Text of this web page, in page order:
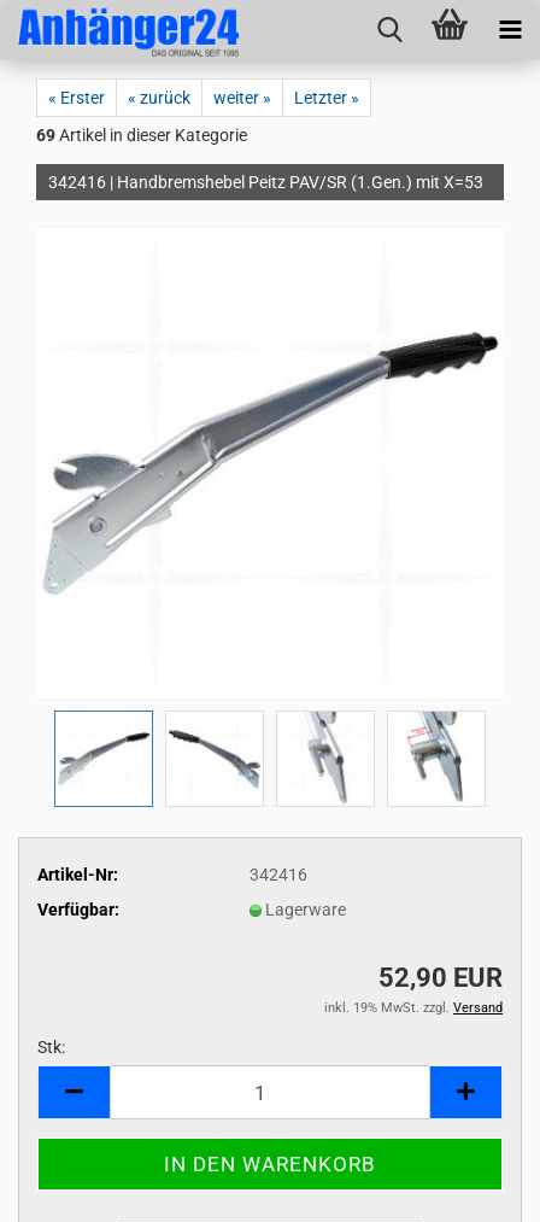
« Erster « zurück weiter »
Letzter »
69Artikel in dieser Kategorie
342416 | Handbremshebel Peitz PAV/SR (1.Gen.) mit X=53
Artikel-Nr:
342416
Verfügbar:
Lagerware
52,90 EUR
inkl. 19% MwSt. zzgl. Versand
Stk: